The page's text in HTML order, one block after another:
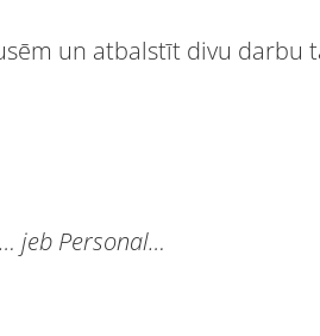
un atbalstīt divu darbu
jeb Personal…